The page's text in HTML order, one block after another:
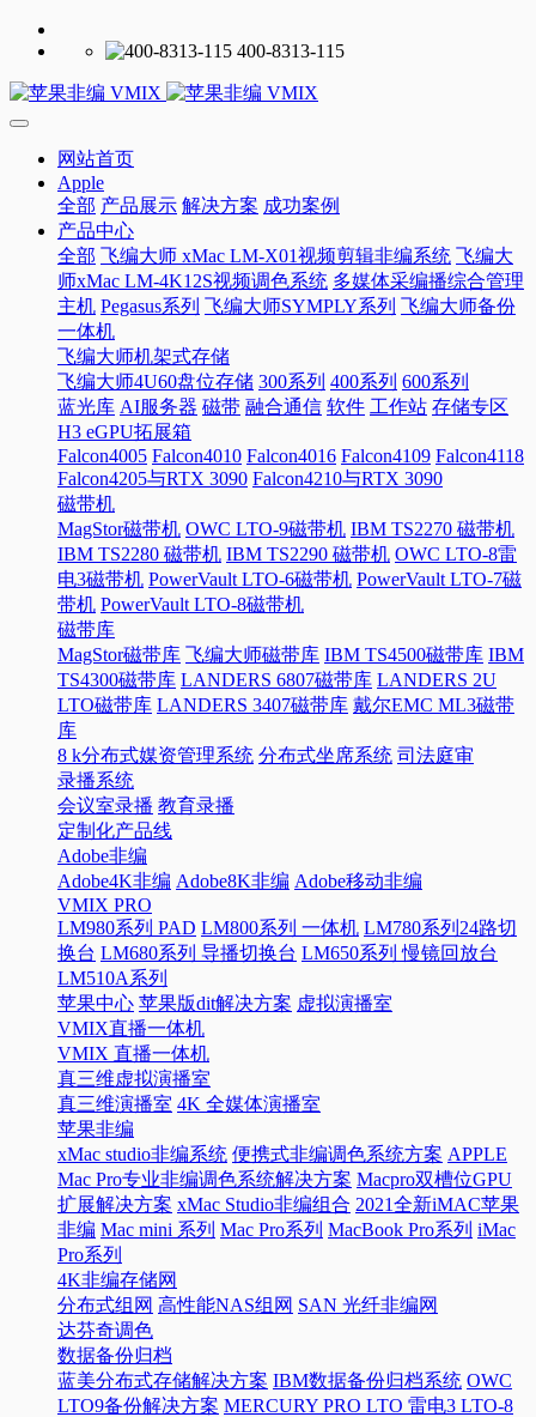
400-8313-115
网站首页
Apple
全部 产品展示 解决方案 成功案例
产品中心
全部 飞编大师 xMac LM-X01视频剪辑非编系统 飞编大
师xMac LM-4K12S视频调色系统 多媒体采编播综合管理
主机 Pegasus系列 飞编大师SYMPLY系列 飞编大师备份
一体机
飞编大师机架式存储
飞编大师4U60盘位存储 300系列 400系列 600系列
蓝光库 AI服务器 磁带 融合通信 软件 工作站 存储专区
H3 eGPU拓展箱
Falcon4005 Falcon4010 Falcon4016 Falcon4109 Falcon4118
Falcon4205与RTX 3090 Falcon4210与RTX 3090
磁带机
MagStor磁带机 OWC LTO-9磁带机 IBM TS2270 磁带机
IBM TS2280 磁带机 IBM TS2290 磁带机 OWC LTO-8雷
电3磁带机 PowerVault LTO-6磁带机 PowerVault LTO-7磁
带机 PowerVault LTO-8磁带机
磁带库
MagStor磁带库 飞编大师磁带库 IBM TS4500磁带库 IBM
TS4300磁带库 LANDERS 6807磁带库 LANDERS 2U
LTO磁带库 LANDERS 3407磁带库 戴尔EMC ML3磁带
库
8 k分布式媒资管理系统 分布式坐席系统 司法庭审
录播系统
会议室录播 教育录播
定制化产品线
Adobe非编
Adobe4K非编 Adobe8K非编 Adobe移动非编
VMIX PRO
LM980系列 PAD LM800系列 一体机 LM780系列24路切
换台 LM680系列 导播切换台 LM650系列 慢镜回放台
LM510A系列
苹果中心 苹果版dit解决方案 虚拟演播室
VMIX直播一体机
VMIX 直播一体机
真三维虚拟演播室
真三维演播室 4K 全媒体演播室
苹果非编
xMac studio非编系统 便携式非编调色系统方案 APPLE
Mac Pro专业非编调色系统解决方案 Macpro双槽位GPU
扩展解决方案 xMac Studio非编组合 2021全新iMAC苹果
非编 Mac mini 系列 Mac Pro系列 MacBook Pro系列 iMac
Pro系列
4K非编存储网
分布式组网 高性能NAS组网 SAN 光纤非编网
达芬奇调色
数据备份归档
蓝美分布式存储解决方案 IBM数据备份归档系统 OWC
LTO9备份解决方案 MERCURY PRO LTO 雷电3 LTO-8